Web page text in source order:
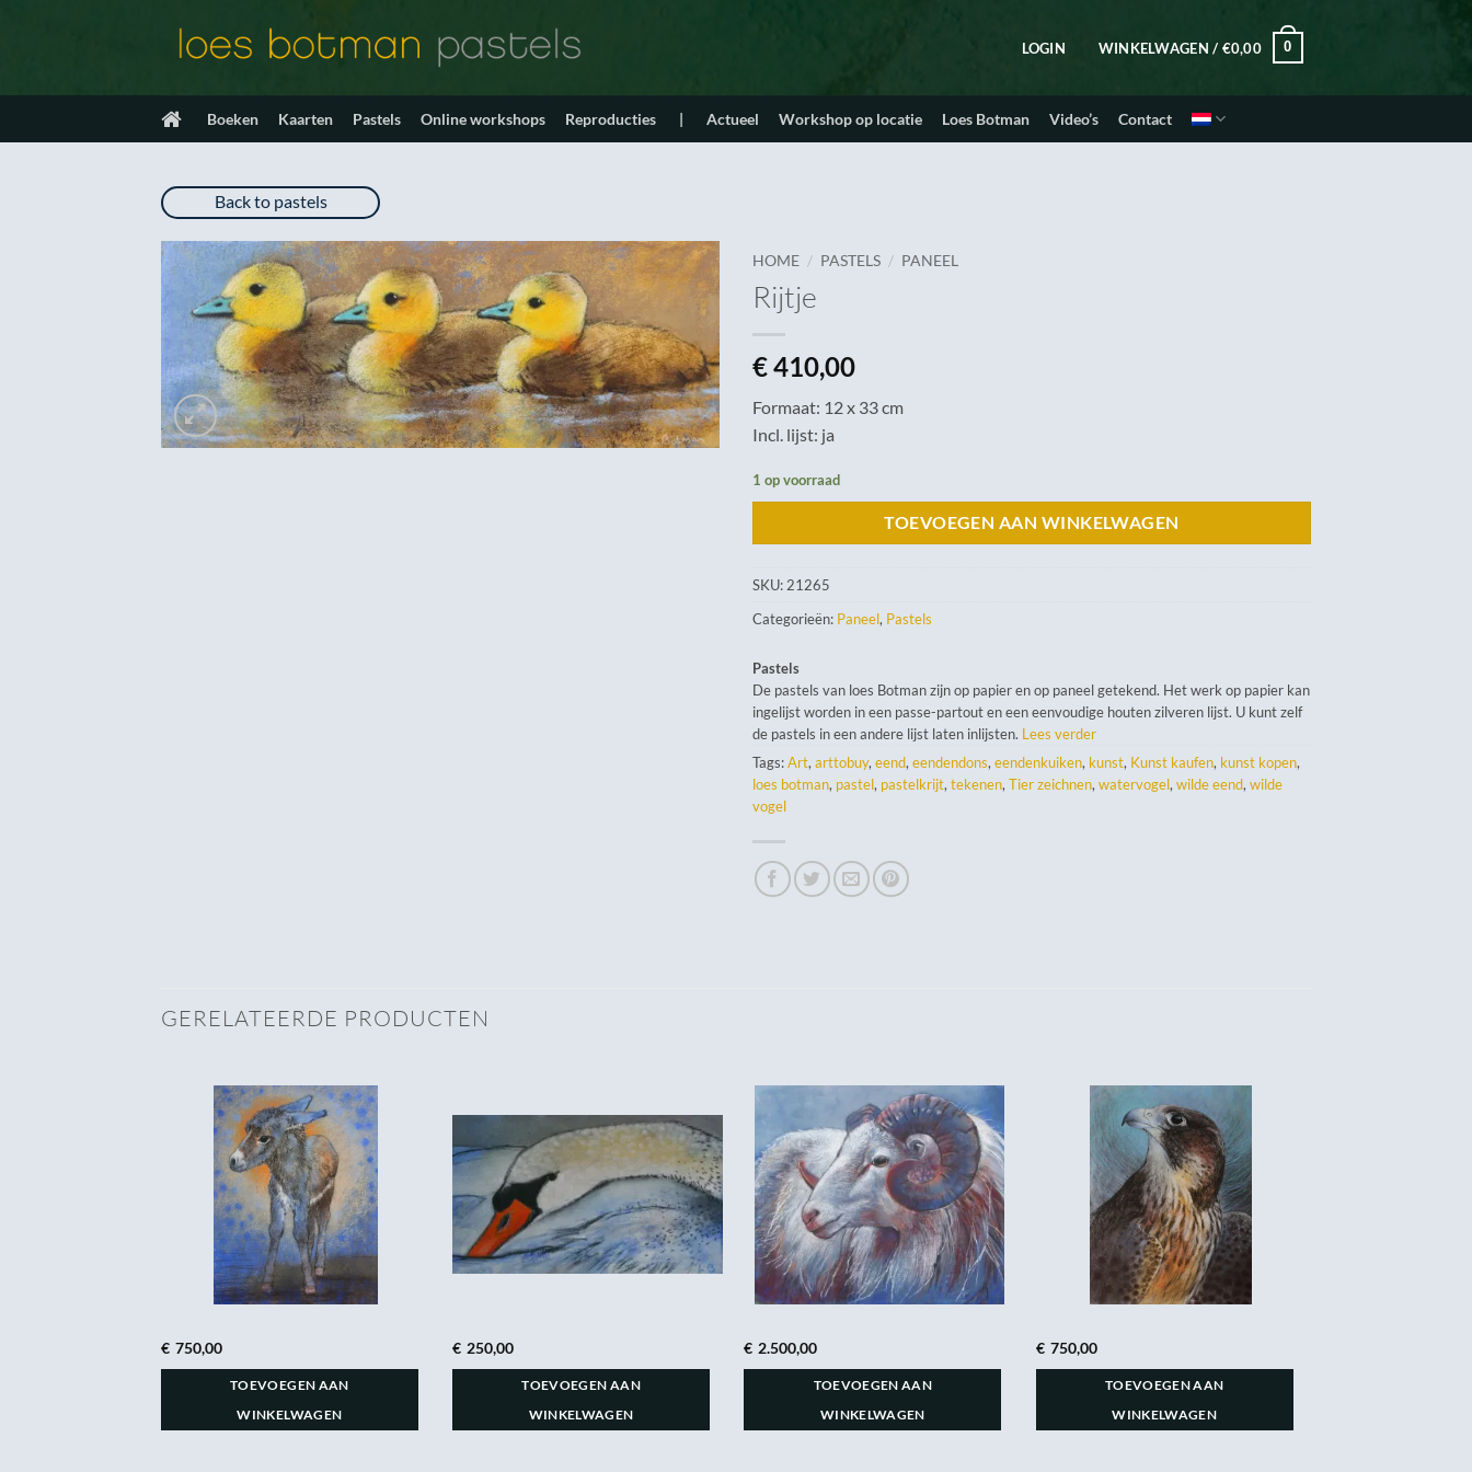
LOGIN WINKELWAGEN / €0,00 0
Boeken Kaarten Pastels Online workshops Reproducties | Actueel Workshop op locatie Loes Botman Video’s Contact
Back to pastels
HOME / PASTELS / PANEEL
Rijtje
€410,00
Formaat: 12 x 33 cm
Incl. lijst: ja
1 op voorraad
TOEVOEGEN AAN WINKELWAGEN
SKU: 21265
Categorieën: Paneel, Pastels
Pastels
De pastels van loes Botman zijn op papier en op paneel getekend. Het werk op papier kan
ingelijst worden in een passe-partout en een eenvoudige houten zilveren lijst. U kunt zelf
de pastels in een andere lijst laten inlijsten. Lees verder
Tags:Art, arttobuy, eend, eendendons, eendenkuiken, kunst, Kunst kaufen, kunst kopen,
loes botman, pastel, pastelkrijt, tekenen, Tier zeichnen, watervogel, wilde eend, wilde
vogel
GERELATEERDE PRODUCTEN
€ 750,00
TOEVOEGEN AAN
WINKELWAGEN
€ 250,00
TOEVOEGEN AAN
WINKELWAGEN
€ 2.500,00
TOEVOEGEN AAN
WINKELWAGEN
€ 750,00
TOEVOEGEN AAN
WINKELWAGEN